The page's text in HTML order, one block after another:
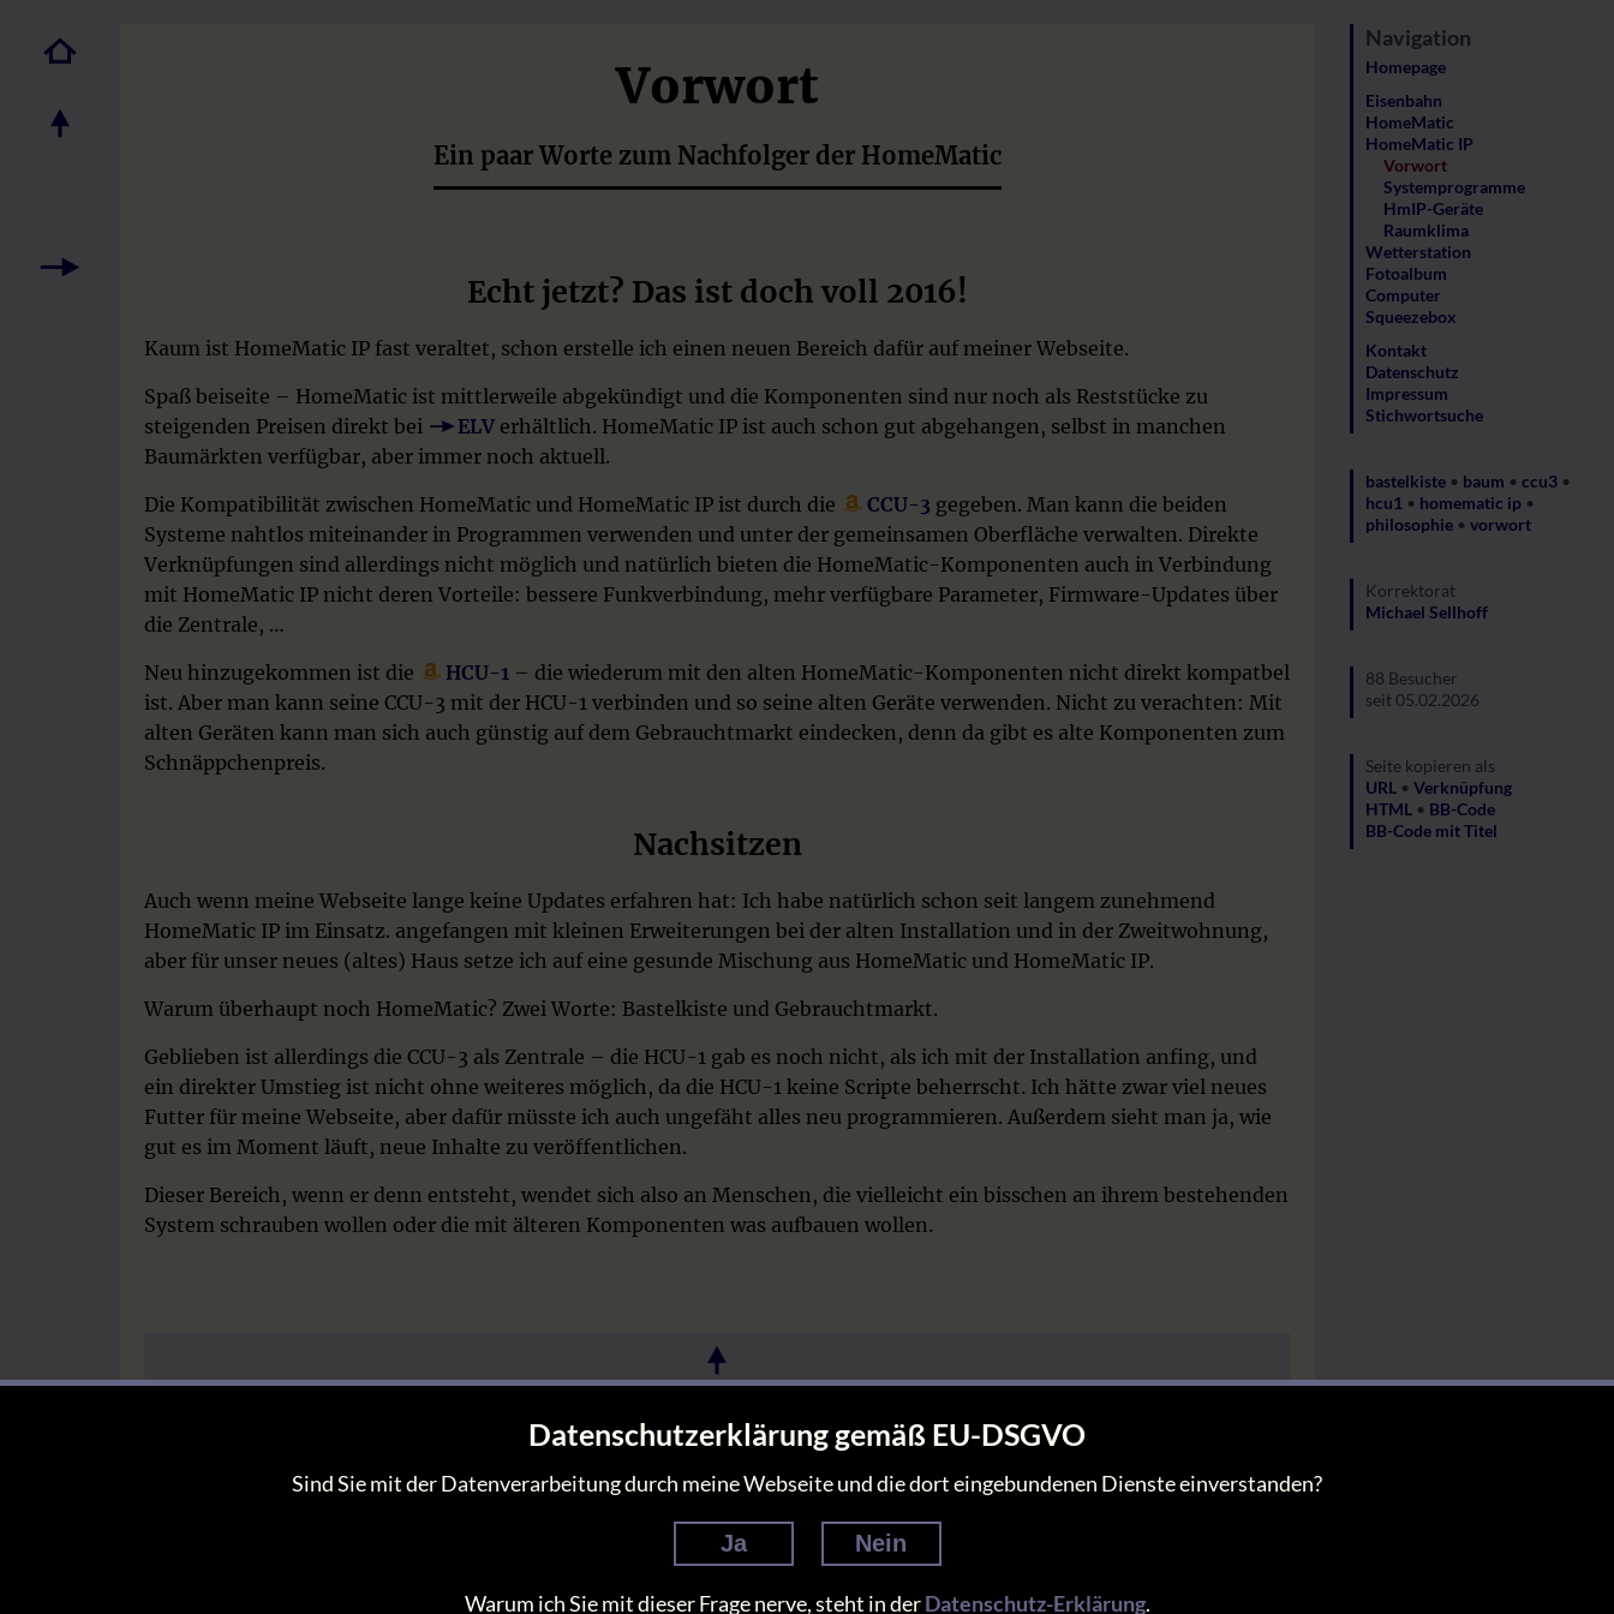
Vorwort
Ein paar Worte zum Nachfolger der HomeMatic
Echt jetzt? Das ist doch voll 2016!
Kaum ist HomeMatic IP fast veraltet, schon erstelle ich einen neuen Bereich dafür auf meiner Webseite.
Spaß beiseite – HomeMatic ist mittlerweile abgekündigt und die Komponenten sind nur noch als Reststücke zu
steigenden Preisen direkt bei
ELV erhältlich. HomeMatic IP ist auch schon gut abgehangen, selbst in manchen
Baumärkten verfügbar, aber immer noch aktuell.
Die Kompatibilität zwischen HomeMatic und HomeMatic IP ist durch die
CCU-3 gegeben. Man kann die beiden
Systeme nahtlos miteinander in Programmen verwenden und unter der gemeinsamen Oberfläche verwalten. Direkte
Verknüpfungen sind allerdings nicht möglich und natürlich bieten die HomeMatic-Komponenten auch in Verbindung
mit HomeMatic IP nicht deren Vorteile: bessere Funkverbindung, mehr verfügbare Parameter, Firmware-Updates über
die Zentrale, …
Neu hinzugekommen ist die
HCU-1 – die wiederum mit den alten HomeMatic-Komponenten nicht direkt kompatbel
ist. Aber man kann seine CCU-3 mit der HCU-1 verbinden und so seine alten Geräte verwenden. Nicht zu verachten: Mit
alten Geräten kann man sich auch günstig auf dem Gebrauchtmarkt eindecken, denn da gibt es alte Komponenten zum
Schnäppchenpreis.
Nachsitzen
Auch wenn meine Webseite lange keine Updates erfahren hat: Ich habe natürlich schon seit langem zunehmend
HomeMatic IP im Einsatz. angefangen mit kleinen Erweiterungen bei der alten Installation und in der Zweitwohnung,
aber für unser neues (altes) Haus setze ich auf eine gesunde Mischung aus HomeMatic und HomeMatic IP.
Warum überhaupt noch HomeMatic? Zwei Worte: Bastelkiste und Gebrauchtmarkt.
Geblieben ist allerdings die CCU-3 als Zentrale – die HCU-1 gab es noch nicht, als ich mit der Installation anfing, und
ein direkter Umstieg ist nicht ohne weiteres möglich, da die HCU-1 keine Scripte beherrscht. Ich hätte zwar viel neues
Futter für meine Webseite, aber dafür müsste ich auch ungefäht alles neu programmieren. Außerdem sieht man ja, wie
gut es im Moment läuft, neue Inhalte zu veröffentlichen.
Dieser Bereich, wenn er denn entsteht, wendet sich also an Menschen, die vielleicht ein bisschen an ihrem bestehenden
System schrauben wollen oder die mit älteren Komponenten was aufbauen wollen.
Systemnahe Hilfsprogramme
Hilfsprogramme für die weitere
HomeMatic IP
Gut abgehangen: Der Nachfolger der
HomeMatic
Navigation
Homepage
Eisenbahn
HomeMatic
HomeMatic IP
Vorwort
Systemprogramme
HmIP-Geräte
Raumklima
Wetterstation
Fotoalbum
Computer
Squeezebox
Kontakt
Datenschutz
Impressum
Stichwortsuche
bastelkiste • baum • ccu3 •
hcu1 • homematic ip •
philosophie • vorwort
Korrektorat
Michael Sellhoff
88 Besucher
seit 05.02.2026
Seite kopieren als
https://www.christian-
luetgens.de/homematicip/
URL • Vorwort
•
Christians
Verknüpfung
<a
href="https://www.christian-
HTML • [url]https://
luetgens.de/
BB-Code
[url=https://www.christian-
BB-Code mit Titel
Datenschutzerklärung gemäß EU-DSGVO
Sind Sie mit der Datenverarbeitung durch meine Webseite und die dort eingebundenen Dienste einverstanden?
Ja Nein
Warum ich Sie mit dieser Frage nerve, steht in derDatenschutz-Erklärung.